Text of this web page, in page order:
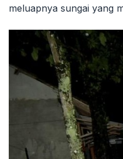
meluapnya sungai yang